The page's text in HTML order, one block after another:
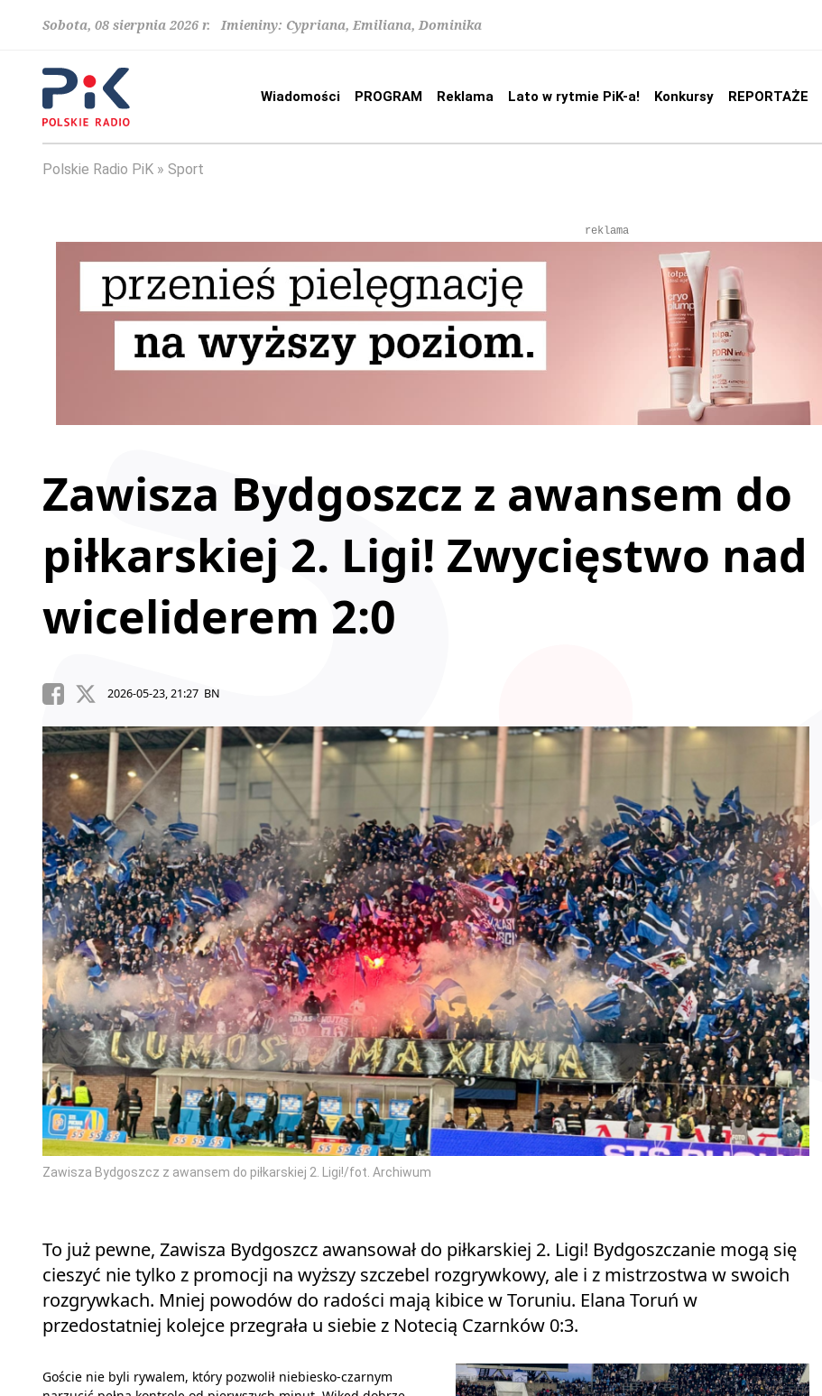
Sobota, 08 sierpnia 2026 r. Imieniny: Cypriana, Emiliana, Dominika
Wiadomości PROGRAM Reklama Lato w rytmie PiK-a! Konkursy REPORTAŻE
Polskie Radio PiK Sport
reklama
Zawisza Bydgoszcz z awansem do
piłkarskiej 2. Ligi! Zwycięstwo nad
wiceliderem 2:0
2026-05-23, 21:27 BN
Zawisza Bydgoszcz z awansem do piłkarskiej 2. Ligi!/fot. Archiwum
To już pewne, Zawisza Bydgoszcz awansował do piłkarskiej 2. Ligi! Bydgoszczanie mogą się
cieszyć nie tylko z promocji na wyższy szczebel rozgrywkowy, ale i z mistrzostwa w swoich
rozgrywkach. Mniej powodów do radości mają kibice w Toruniu. Elana Toruń w
przedostatniej kolejce przegrała u siebie z Notecią Czarnków 0:3.
Goście nie byli rywalem, który pozwolił niebiesko-czarnym